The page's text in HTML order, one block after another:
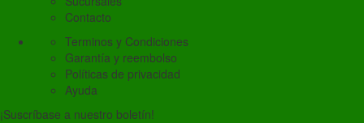
Contacto
Terminos y Condiciones
Garantía y reembolso
Políticas de privacidad
Ayuda
¡Suscríbase a nuestro boletín!